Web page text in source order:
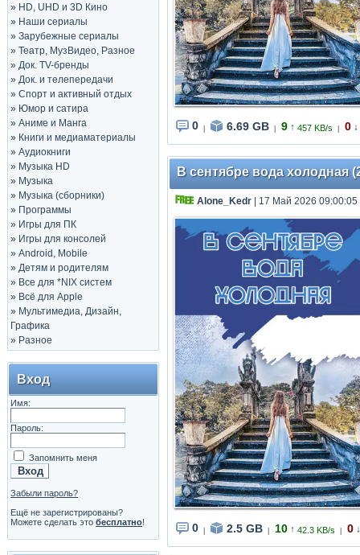
» HD, UHD и 3D Кино
» Наши сериалы
» Зарубежные сериалы
» Театр, МузВидео, Разное
» Док. TV-бренды
» Док. и телепередачи
» Спорт и активный отдых
» Юмор и сатира
» Аниме и Манга
» Книги и медиаматериалы
» Аудиокниги
» Музыка HD
» Музыка
» Музыка (сборники)
» Программы
» Игры для ПК
» Игры для консолей
» Android, Mobile
» Детям и родителям
» Все для *NIX систем
» Всё для Apple
» Мультимедиа, Дизайн,
Графика
» Разное
Вход
Имя:
Пароль:
Запомнить меня
Забыли пароль?
Ещё не зарегистрированы?
Можете сделать это бесплатно!
0 6.69 GB 9 ↑ 457 KB/s 0 ↓
В сентябре вода холодная
Alone_Kedr | 17 Май 2026 09:00:05
0 2.5 GB 10 ↑ 42.3 KB/s 0 ↓